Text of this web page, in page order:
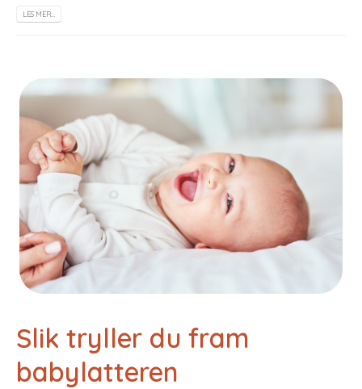
LES MER…
Slik tryller du fram
babylatteren